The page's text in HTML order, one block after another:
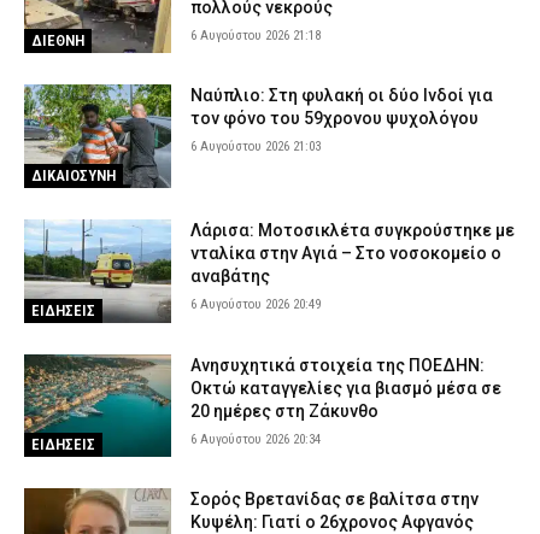
ΔΙΕΘΝΗ
πολλούς νεκρούς
6 Αυγούστου 2026 21:18
ΔΙΚΑΙΟΣΥΝΗ
Ναύπλιο: Στη φυλακή οι δύο Ινδοί για
τον φόνο του 59χρονου ψυχολόγου
6 Αυγούστου 2026 21:03
ΕΙΔΗΣΕΙΣ
Λάρισα: Μοτοσικλέτα συγκρούστηκε με
νταλίκα στην Αγιά – Στο νοσοκομείο ο
αναβάτης
6 Αυγούστου 2026 20:49
ΕΙΔΗΣΕΙΣ
Ανησυχητικά στοιχεία της ΠΟΕΔΗΝ:
Οκτώ καταγγελίες για βιασμό μέσα σε
20 ημέρες στη Ζάκυνθο
6 Αυγούστου 2026 20:34
Σορός Βρετανίδας σε βαλίτσα στην
Κυψέλη: Γιατί ο 26χρονος Αφγανός